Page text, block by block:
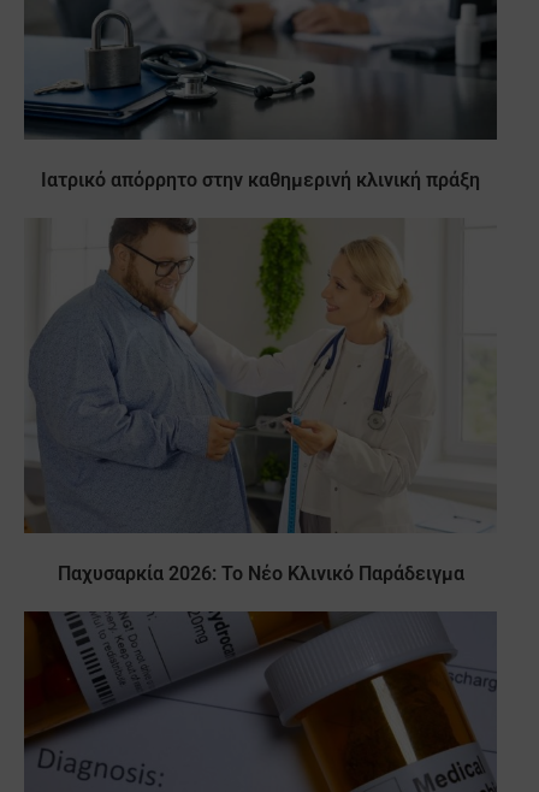
Ιατρικό απόρρητο στην καθημερινή κλινική πράξη
Παχυσαρκία 2026: Το Νέο Κλινικό Παράδειγμα